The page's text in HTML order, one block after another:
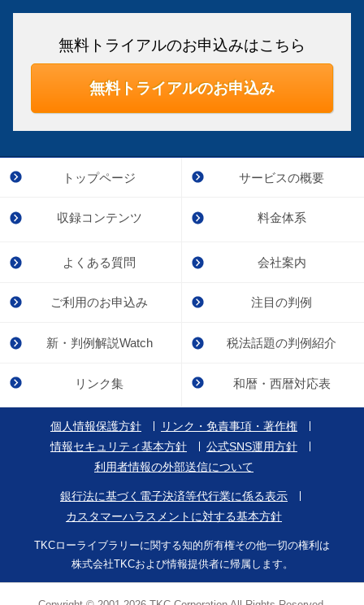
無料トライアルのお申込みはこちら
無料トライアルのお申込み
トップページ サービスの概要
収録コンテンツ 料金体系
よくある質問 会社案内
ご利用のお申込み 注目の判例
新・判例解説Watch 税法話題の判例紹介
リンク集 和暦・西暦対応表
個人情報保護方針
リンク・免責事項・著作権
情報セキュリティ基本方針
公式SNS運用方針
利用者情報の外部送信について
銀行法に基づく電子決済等代行業に係る表示
カスタマーハラスメントに対する基本方針
TKCローライブラリーに関する知的所有権その他一切の権利は
株式会社TKCおよび情報提供者に帰属します。